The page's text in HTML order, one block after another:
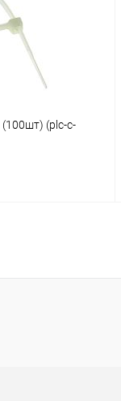
В наличии
(plc-c-
К сравнению